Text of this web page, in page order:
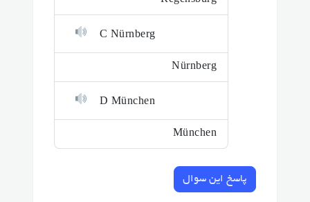
C Nürnberg
Nürnberg
D München
München
پاسخ این سوال